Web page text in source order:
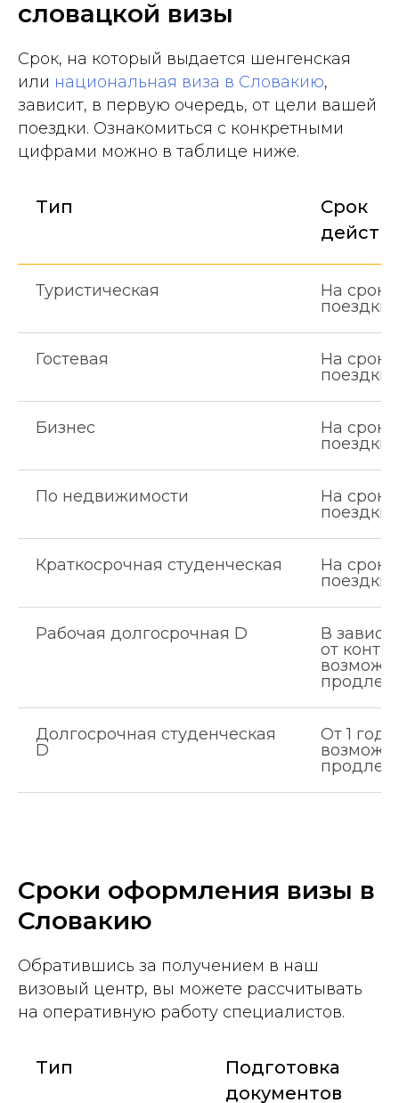
словацкой визы
Срок, на который выдается шенгенская
или национальная виза в Словакию,
зависит, в первую очередь, от цели вашей
поездки. Ознакомиться с конкретными
цифрами можно в таблице ниже.
Тип
Срок
Туристическая
На сроки
поездки
Гостевая
На сроки
поездки
Бизнес
На сроки
поездки
По недвижимости
На сроки
поездки
Краткосрочная студенческая
На сроки
поездки
Рабочая долгосрочная D
В
от
Долгосрочная студенческая
D
От 1 года
Сроки оформления визы в
Словакию
Обратившись за получением в наш
визовый центр, вы можете рассчитывать
на оперативную работу специалистов.
Тип
Подготовка
документов